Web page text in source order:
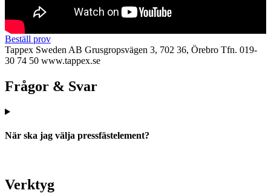
Beställ prov
Tappex Sweden AB Grusgropsvägen 3, 702 36, Örebro Tfn. 019-
30 74 50 www.tappex.se
Frågor & Svar
När ska jag välja pressfästelement?
Verktyg